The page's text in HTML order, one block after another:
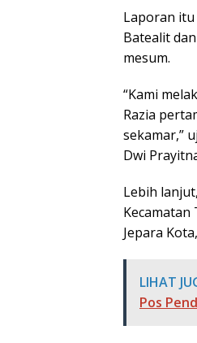
Laporan itu
Batealit
mesum.
“Kami
Razia
sekamar,”
Dwi
Lebih
Kecamatan
Jepara
LIHAT
Pos